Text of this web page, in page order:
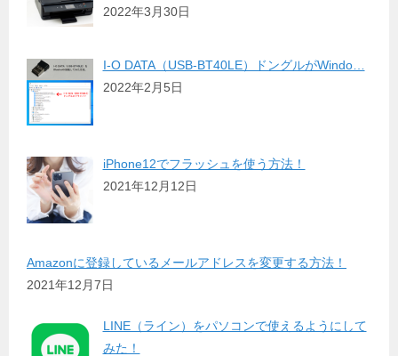
2022年3月30日
I-O DATA（USB-BT40LE）ドングルがWindo…
2022年2月5日
iPhone12でフラッシュを使う方法！
2021年12月12日
Amazonに登録しているメールアドレスを変更する方法！
2021年12月7日
LINE（ライン）をパソコンで使えるようにして
みた！